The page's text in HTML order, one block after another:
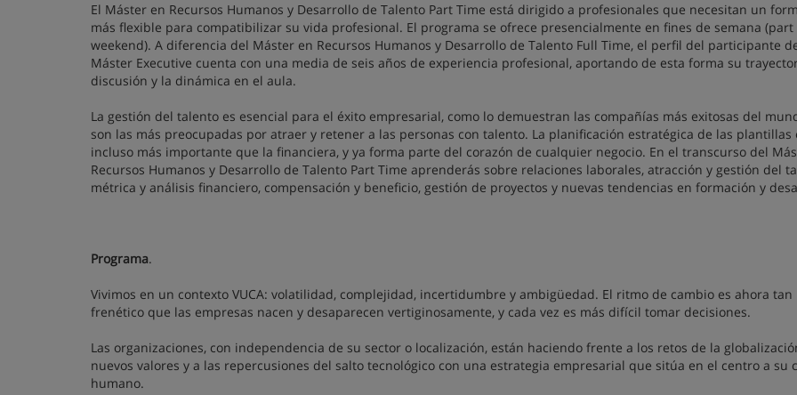
El Máster en Recursos Humanos y Desarrollo de Talento Part Time está dirigido a profesionales que necesitan un
más flexible para compatibilizar su vida profesional. El programa se ofrece presencialmente en fines de semana
weekend). A diferencia del Máster en Recursos Humanos y Desarrollo de Talento Full Time, el perfil del participante
Máster Executive cuenta con una media de seis años de experiencia profesional, aportando de esta forma su
discusión y la dinámica en el aula.
La gestión del talento es esencial para el éxito empresarial, como lo demuestran las compañías más exitosas del
son las más preocupadas por atraer y retener a las personas con talento. La planificación estratégica de las plantillas
incluso más importante que la financiera, y ya forma parte del corazón de cualquier negocio. En el transcurso del
Recursos Humanos y Desarrollo de Talento Part Time aprenderás sobre relaciones laborales, atracción y gestión del
métrica y análisis financiero, compensación y beneficio, gestión de proyectos y nuevas tendencias en formación y
Programa.
Vivimos en un contexto VUCA: volatilidad, complejidad, incertidumbre y ambigüedad. El ritmo de cambio es ahora tan
frenético que las empresas nacen y desaparecen vertiginosamente, y cada vez es más difícil tomar decisiones.
Las organizaciones, con independencia de su sector o localización, están haciendo frente a los retos de la
nuevos valores y a las repercusiones del salto tecnológico con una estrategia empresarial que sitúa en el centro a su
humano.